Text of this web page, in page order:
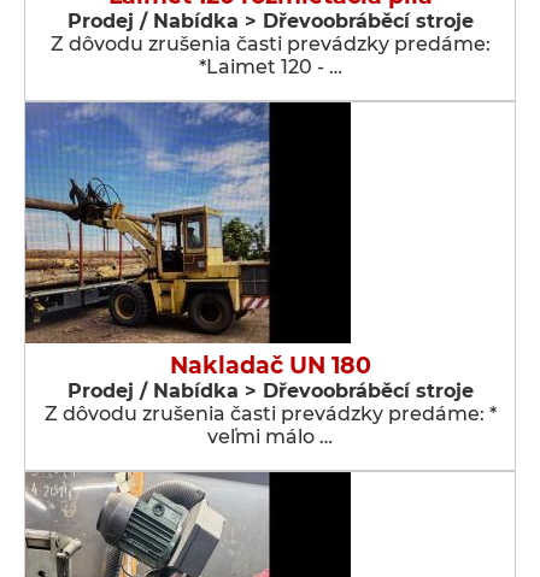
Prodej / Nabídka > Dřevoobráběcí stroje
Z dôvodu zrušenia časti prevádzky predáme:
*Laimet 120 - …
Nakladač UN 180
Prodej / Nabídka > Dřevoobráběcí stroje
Z dôvodu zrušenia časti prevádzky predáme: *
veľmi málo …